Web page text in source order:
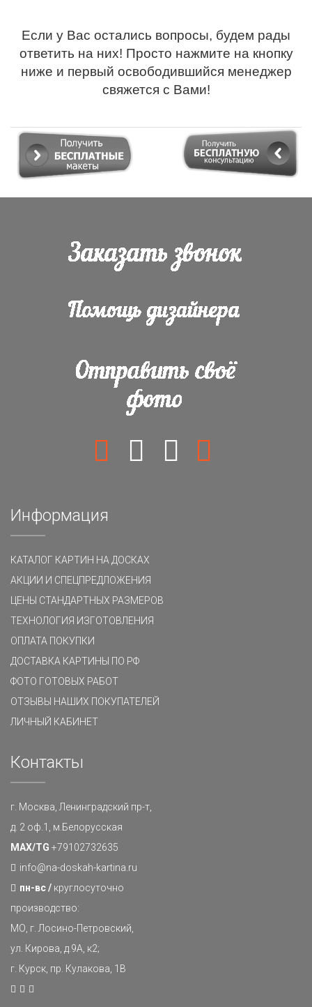
Если у Вас остались вопросы, будем рады
ответить на них! Просто нажмите на кнопку
ниже и первый освободившийся менеджер
свяжется с Вами!
Информация
КАТАЛОГ КАРТИН НА ДОСКАХ
АКЦИИ И СПЕЦПРЕДЛОЖЕНИЯ
ЦЕНЫ СТАНДАРТНЫХ РАЗМЕРОВ
ТЕХНОЛОГИЯ ИЗГОТОВЛЕНИЯ
ОПЛАТА ПОКУПКИ
ДОСТАВКА КАРТИНЫ ПО РФ
ФОТО ГОТОВЫХ РАБОТ
ОТЗЫВЫ НАШИХ ПОКУПАТЕЛЕЙ
ЛИЧНЫЙ КАБИНЕТ
Контакты
г. Москва, Ленинградский пр-т,
д. 2 оф.1, м.Белорусская
MAX/TG +79102732635
info@na-doskah-kartina.ru
пн-вс / круглосуточно
производство:
МО, г. Лосино-Петровский,
ул. Кирова, д.9А, к2;
г. Курск, пр. Кулакова, 1В